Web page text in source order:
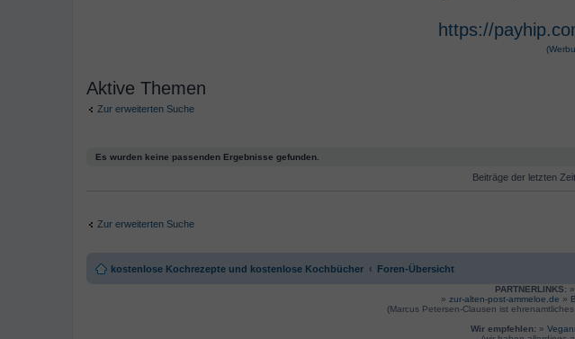
https://
Aktive Themen
Zur erweiterten Suche
Es wurden keine passenden Ergebnisse gefunden.
Beiträge der letzten
Zur erweiterten Suche
kostenlose Kochrezepte und kostenlose Kochbücher Foren-Übersicht
PARTNERLINKS: »
» zur-alten-post-ammeloe.de »
(Marcus Petersen-Clausen ist
Wir empfehlen: »